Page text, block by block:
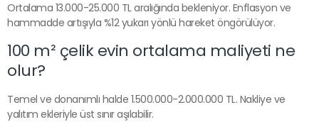
Ortalama 13.000-25.000 TL aralığında bekleniyor. Enflasyon ve
hammadde artışıyla %12 yukarı yönlü hareket öngörülüyor.
100 m² çelik evin ortalama maliyeti ne
olur?
Temel ve donanımlı halde 1.500.000-2.000.000 TL. Nakliye ve
yalıtım ekleriyle üst sınır aşılabilir.